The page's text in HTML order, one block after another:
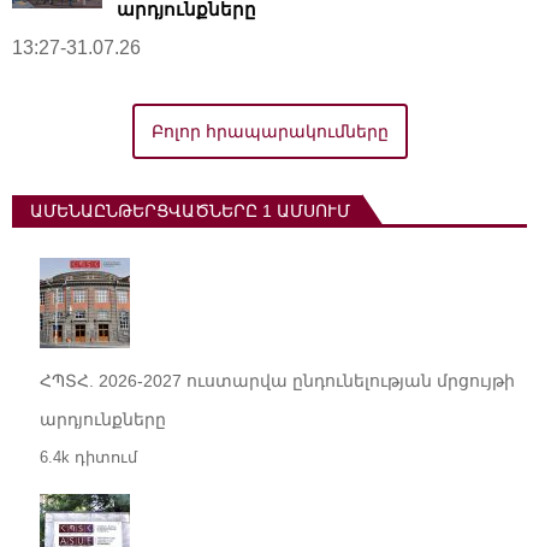
արդյունքները
13:27-31.07.26
Բոլոր հրապարակումները
ԱՄԵՆԱԸՆԹԵՐՑՎԱԾՆԵՐԸ 1 ԱՄՍՈՒՄ
ՀՊՏՀ. 2026-2027 ուստարվա ընդունելության մրցույթի
արդյունքները
6.4k դիտում